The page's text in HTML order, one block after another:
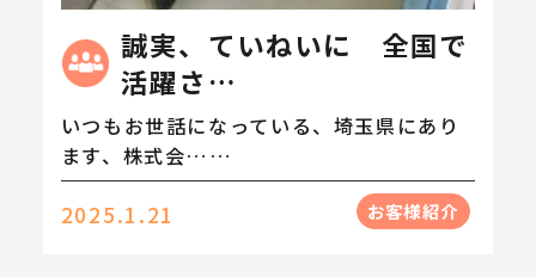
誠実、ていねいに 全国で
活躍さ…
いつもお世話になっている、埼玉県にあり
ます、株式会……
2025.1.21 お客様紹介